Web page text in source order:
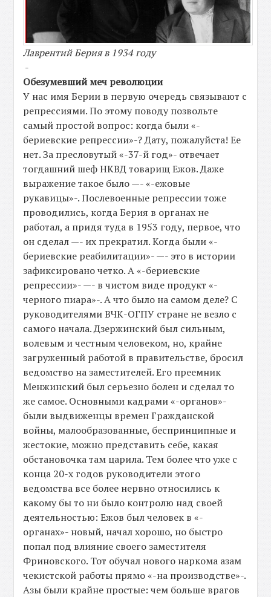
Лаврентий Берия в 1934 году
-
Обезумевший меч революции
У нас имя Берии в первую очередь связывают с
репрессиями. По этому поводу позвольте
самый простой вопрос: когда были «-
бериевские репрессии»-? Дату, пожалуйста! Ее
нет. За пресловутый «-37-й год»- отвечает
тогдашний шеф НКВД товарищ Ежов. Даже
выражение такое было —- «-ежовые
рукавицы»-. Послевоенные репрессии тоже
проводились, когда Берия в органах не
работал, а придя туда в 1953 году, первое, что
он сделал —- их прекратил. Когда были «-
бериевские реабилитации»- —- это в истории
зафиксировано четко. А «-бериевские
репрессии»- —- в чистом виде продукт «-
черного пиара»-. А что было на самом деле? С
руководителями ВЧК-ОГПУ стране не везло с
самого начала. Дзержинский был сильным,
волевым и честным человеком, но, крайне
загруженный работой в правительстве, бросил
ведомство на заместителей. Его преемник
Менжинский был серьезно болен и сделал то
же самое. Основными кадрами «-органов»-
были выдвиженцы времен Гражданской
войны, малообразованные, беспринципные и
жестокие, можно представить себе, какая
обстановочка там царила. Тем более что уже с
конца 20-х годов руководители этого
ведомства все более нервно относились к
какому бы то ни было контролю над своей
деятельностью: Ежов был человек в «-
органах»- новый, начал хорошо, но быстро
попал под влияние своего заместителя
Фриновского. Тот обучал нового наркома азам
чекистской работы прямо «-на производстве»-.
Азы были крайне простые: чем больше врагов